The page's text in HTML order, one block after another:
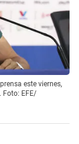
este viernes,
Foto: EFE/